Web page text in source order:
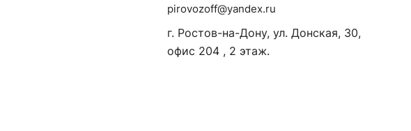
pirovozoff@yandex.ru
г. Ростов-на-Дону, ул. Донская, 30,
офис 204 , 2 этаж.